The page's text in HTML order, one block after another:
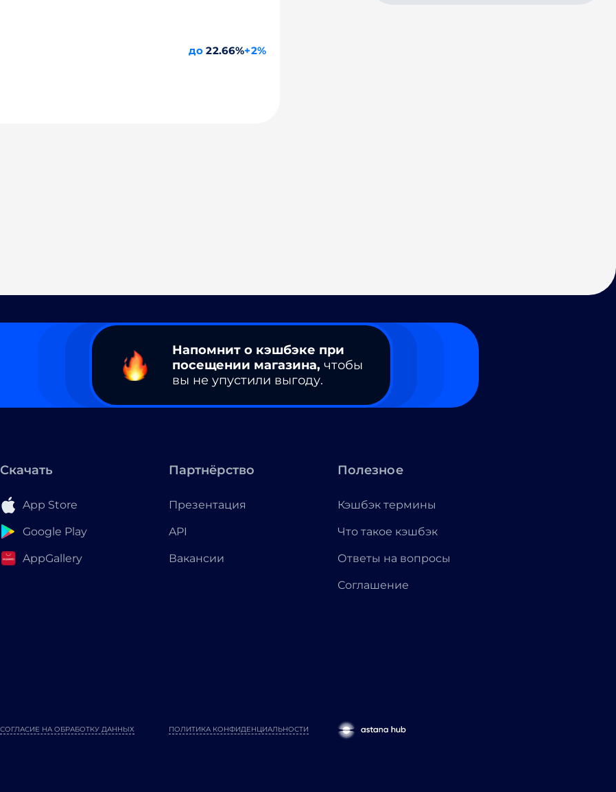
до 22.66%+2%
Напомнит о кэшбэке при
посещении магазина, чтобы
вы не упустили выгоду.
Скачать
App Store
Google Play
AppGallery
Партнёрство
Презентация
API
Вакансии
Полезное
Кэшбэк термины
Что такое кэшбэк
Ответы на вопросы
Соглашение
ПОЛИТИКА КОНФИДЕНЦИАЛЬНОСТИ
СОГЛАСИЕ НА ОБРАБОТКУ ДАННЫХ